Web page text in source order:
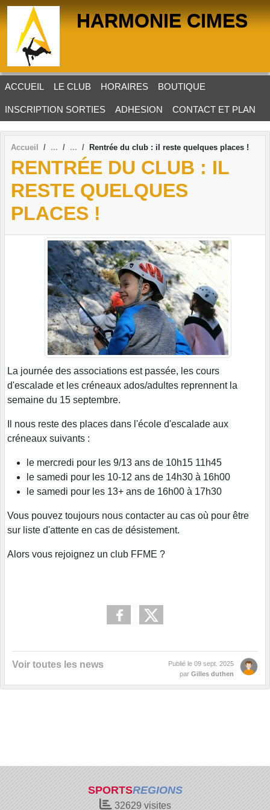
HARMONIE CIMES
ACCUEIL LE CLUB HORAIRES BOUTIQUE
INSCRIPTION SORTIES ADHESION CONTACT ET PLAN
Accueil Rentrée du club : il reste quelques places !
RENTRÉE DU CLUB : IL
RESTE QUELQUES
PLACES !
La journée des associations est passée, les cours
d'escalade et les créneaux ados/adultes reprennent la
semaine du 15 septembre.
Il nous reste des places dans l'école d'escalade aux
créneaux suivants :
le mercredi pour les 9/13 ans de 10h15 11h45
le samedi pour les 10-12 ans de 14h30 à 16h00
le samedi pour les 13+ ans de 16h00 à 17h30
Vous pouvez toujours nous contacter au cas où pour être
sur liste d'attente en cas de désistement.
Alors vous rejoignez un club FFME ?
Voir toutes les news Publié le 09 sept. 2025
par Gilles duthen
SPORTSREGIONS
32629 visites
Panneau de gestion des cookies